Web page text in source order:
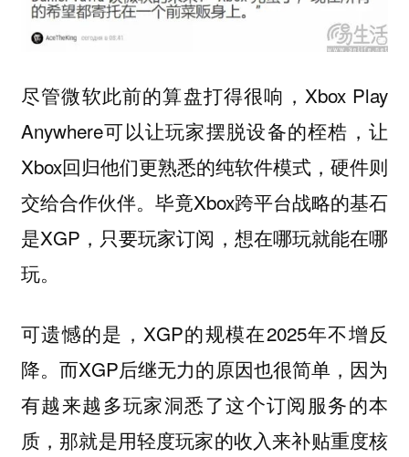
尽管微软此前的算盘打得很响，Xbox Play
Anywhere可以让玩家摆脱设备的桎梏，让
Xbox回归他们更熟悉的纯软件模式，硬件则
交给合作伙伴。毕竟Xbox跨平台战略的基石
是XGP，只要玩家订阅，想在哪玩就能在哪
玩。
可遗憾的是，XGP的规模在2025年不增反
降。而XGP后继无力的原因也很简单，因为
有越来越多玩家洞悉了这个订阅服务的本
质，那就是用轻度玩家的收入来补贴重度核